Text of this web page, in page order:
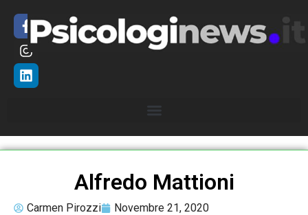
Alfredo Mattioni
Carmen Pirozzi
Novembre 21, 2020